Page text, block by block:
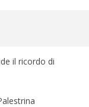
il ricordo di